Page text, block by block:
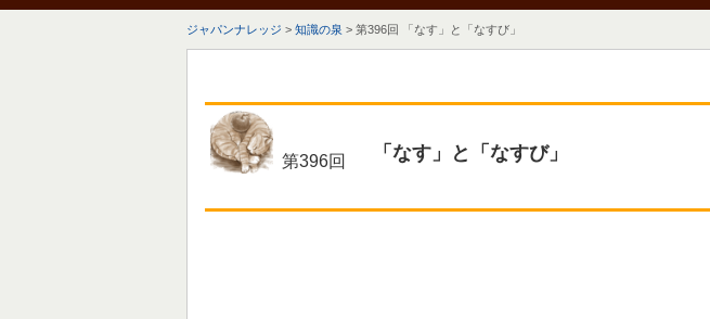
ジャパンナレッジ > 知識の泉 > 第396回 「なす」と「なすび」
第396回 「なす」と「なすび」